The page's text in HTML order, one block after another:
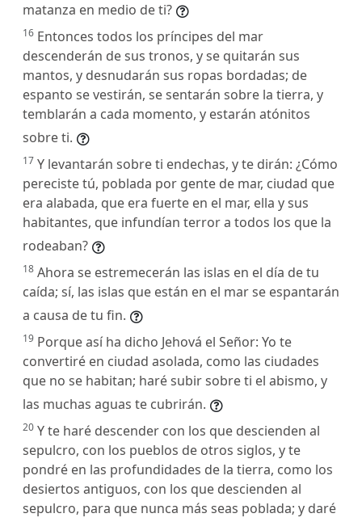
matanza en medio de ti?
16 Entonces todos los príncipes del mar
descenderán de sus tronos, y se quitarán sus
mantos, y desnudarán sus ropas bordadas; de
espanto se vestirán, se sentarán sobre la tierra, y
temblarán a cada momento, y estarán atónitos
sobre ti.
17 Y levantarán sobre ti endechas, y te dirán: ¿Cómo
pereciste tú, poblada por gente de mar, ciudad que
era alabada, que era fuerte en el mar, ella y sus
habitantes, que infundían terror a todos los que la
rodeaban?
18 Ahora se estremecerán las islas en el día de tu
caída; sí, las islas que están en el mar se espantarán
a causa de tu fin.
19 Porque así ha dicho Jehová el Señor: Yo te
convertiré en ciudad asolada, como las ciudades
que no se habitan; haré subir sobre ti el abismo, y
las muchas aguas te cubrirán.
20 Y te haré descender con los que descienden al
sepulcro, con los pueblos de otros siglos, y te
pondré en las profundidades de la tierra, como los
desiertos antiguos, con los que descienden al
sepulcro, para que nunca más seas poblada; y daré